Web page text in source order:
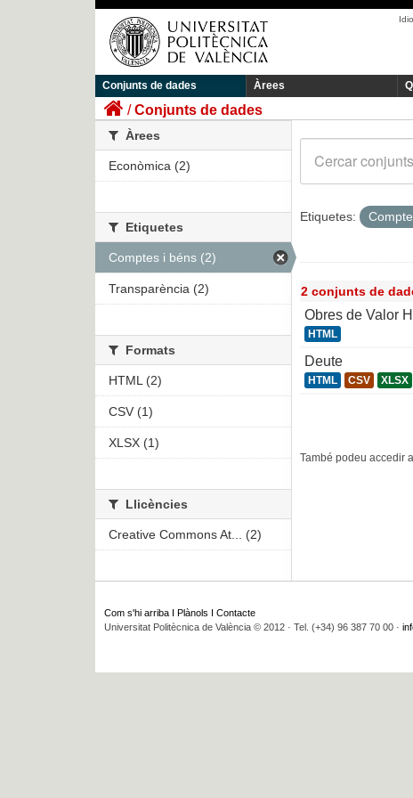
Conjunts de dades Àrees
Conjunts de dades
Etiquetes:
2 conjunts de
Obres de Valor
HTML
Deute
HTML CSV XLSX
També podeu accedir
Àrees
Econòmica (2)
Etiquetes
Comptes i béns (2)
Transparència (2)
Formats
HTML (2)
CSV (1)
XLSX (1)
Llicències
Creative Commons At... (2)
Com s'hi arriba Plànols
Contacte
Universitat Politècnica de València © 2012 · Tel. (+34) 96 387 70 00 ·